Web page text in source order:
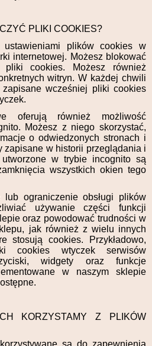
PLIKI COOKIES?
ustawieniami plików cookies w
internetowej. Możesz blokować
cookies. Możesz również
witryn. W każdej chwili
wcześniej pliki cookies
oferują również możliwość
Możesz z niego skorzystać,
o odwiedzonych stronach i
zapisane w historii przeglądania i
w trybie incognito są
wszystkich okien tego
lub ograniczenie obsługi plików
używanie części funkcji
oraz powodować trudności w
jak również z wielu innych
stosują cookies. Przykładowo,
cookies wtyczek serwisów
widgety oraz funkcje
w naszym sklepie
KORZYSTAMY Z PLIKÓW